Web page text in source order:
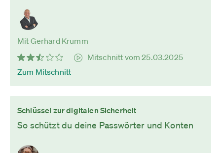
Mit Gerhard Krumm
Mitschnitt vom 25.03.2025
Zum Mitschnitt
Schlüssel zur digitalen Sicherheit
So schützt du deine Passwörter und Konten